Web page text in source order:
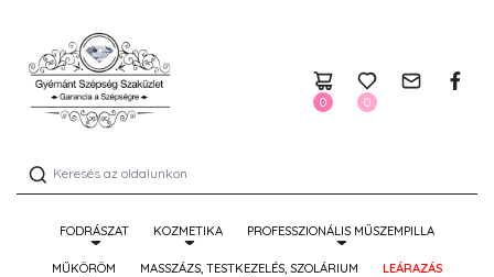
0 0
FODRÁSZAT KOZMETIKA PROFESSZIONÁLIS MŰSZEMPILLA
MŰKÖRÖM MASSZÁZS, TESTKEZELÉS, SZOLÁRIUM LEÁRAZÁS